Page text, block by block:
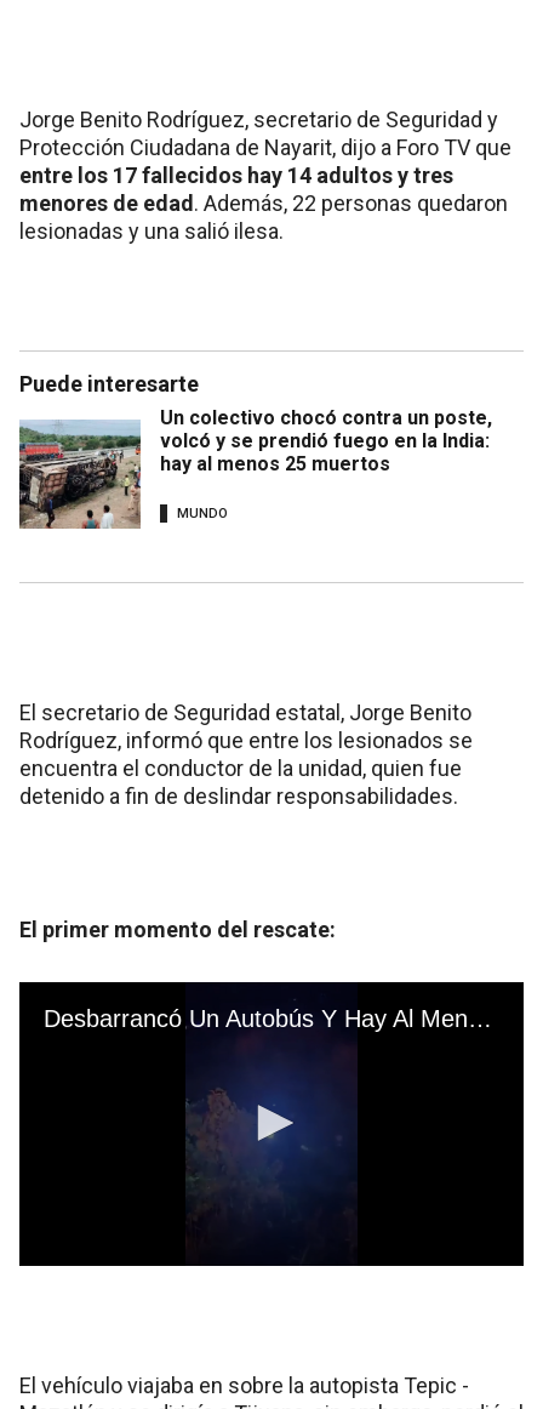
Jorge Benito Rodríguez, secretario de Seguridad y
Protección Ciudadana de Nayarit, dijo a Foro TV que
entre los 17 fallecidos hay 14 adultos y tres
menores de edad. Además, 22 personas quedaron
lesionadas y una salió ilesa.
Puede interesarte
Un colectivo chocó contra un poste,
volcó y se prendió fuego en la India:
hay al menos 25 muertos
MUNDO
El secretario de Seguridad estatal, Jorge Benito
Rodríguez, informó que entre los lesionados se
encuentra el conductor de la unidad, quien fue
detenido a fin de deslindar responsabilidades.
El primer momento del rescate:
El vehículo viajaba en sobre la autopista Tepic -